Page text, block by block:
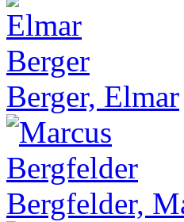
Berger, Elmar
Bergfelder,